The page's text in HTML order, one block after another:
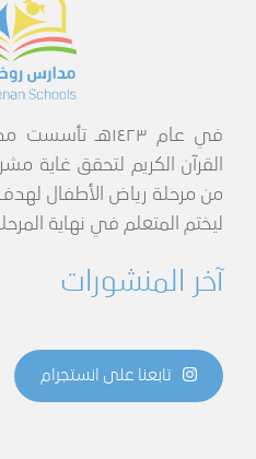
في عام ١٤٢٣هـ
القرآن الكريم لتحقق غاية
من مرحلة رياض الأطفال لهدف
ليختم المتعلم في نهاية
آخر المنشورات
تابعنا على انستجرام